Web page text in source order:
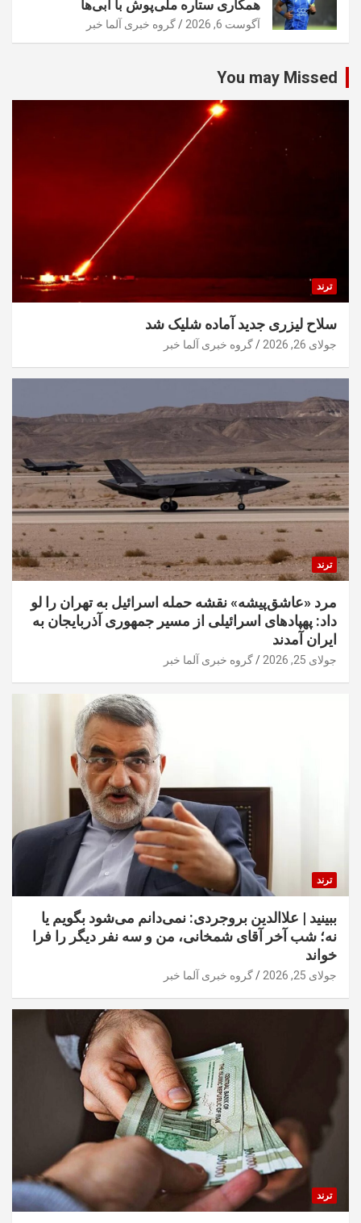
همکاری ستاره ملی‌پوش با آبی‌ها
آگوست 6, 2026 گروه خبری آلما خبر
You may Missed
ترند
سلاح لیزری جدید آماده شلیک شد
جولای 26, 2026 گروه خبری آلما خبر
ترند
مرد «عاشق‌پیشه» نقشه حمله اسرائیل به تهران را لو
داد: پهپادهای اسرائیلی از مسیر جمهوری آذربایجان به
ایران آمدند
جولای 25, 2026 گروه خبری آلما خبر
ترند
ببینید | علاالدین بروجردی: نمی‌دانم می‌شود بگویم یا
نه؛ شب آخر آقای شمخانی، من و سه نفر دیگر را فرا
خواند
جولای 25, 2026 گروه خبری آلما خبر
ترند